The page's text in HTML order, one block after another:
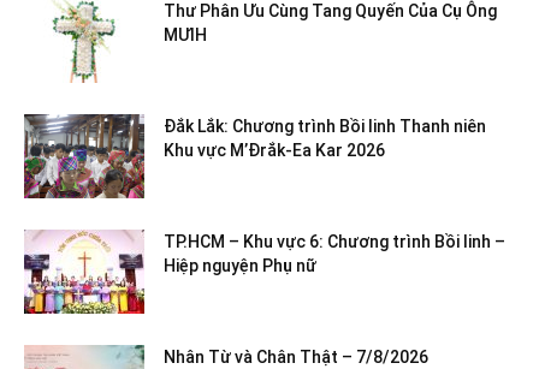
Thư Phân Ưu Cùng Tang Quyến Của Cụ Ông
MƯIH
Đắk Lắk: Chương trình Bồi linh Thanh niên
Khu vực M’Đrắk-Ea Kar 2026
TP.HCM – Khu vực 6: Chương trình Bồi linh –
Hiệp nguyện Phụ nữ
Nhân Từ và Chân Thật – 7/8/2026